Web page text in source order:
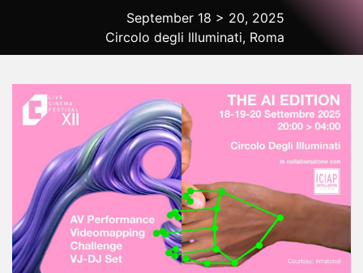
2025 Rome
September 18 > 20, 2025
Circolo degli Illuminati, Roma